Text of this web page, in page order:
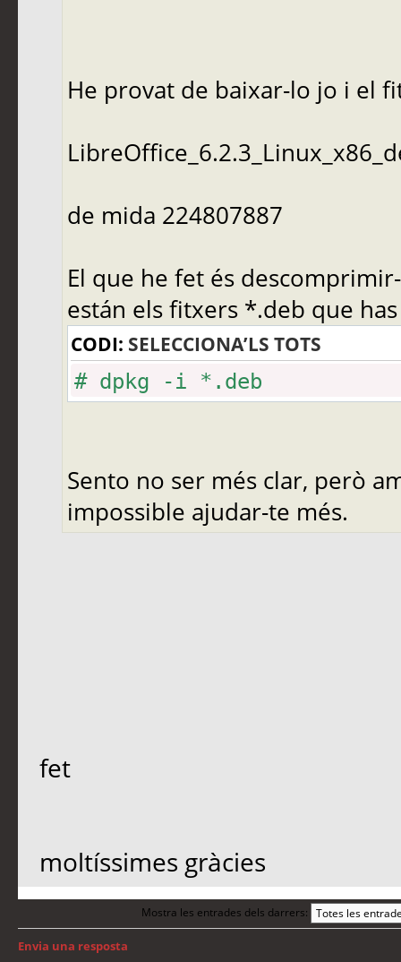
He provat de baixar-lo jo i el
de mida 224807887
El que he fet és
están els fitxers *.deb que
CODI: SELECCIONA’LS TOTS
# dpkg -i *.deb
Sento no ser més clar, però
impossible ajudar-te més.
fet
moltíssimes gràcies
Mostra les entrades dels darrers:
Envia una resposta